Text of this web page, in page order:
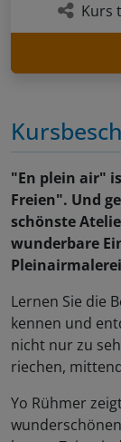
"En plein air"
Freien". Und
schönste
wunderbare
Lernen Sie die
kennen und
nicht nur zu
riechen,
Yo Rühmer
Kurs